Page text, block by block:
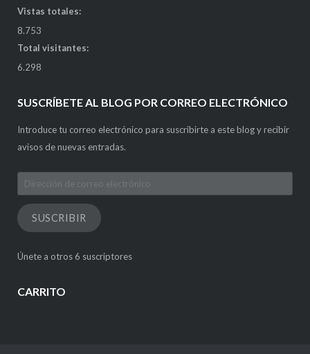
Vistas totales:
8.753
Total visitantes:
6.298
SUSCRÍBETE AL BLOG POR CORREO ELECTRÓNICO
Introduce tu correo electrónico para suscribirte a este blog y recibir
avisos de nuevas entradas.
Dirección
de
correo
electrónico
SUSCRIBIR
Únete a otros 6 suscriptores
CARRITO